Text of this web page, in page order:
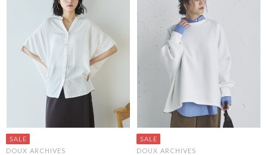
DOUX ARCHIVES DOUX ARCHIVES